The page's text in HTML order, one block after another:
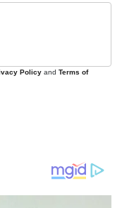
Policy and Terms of